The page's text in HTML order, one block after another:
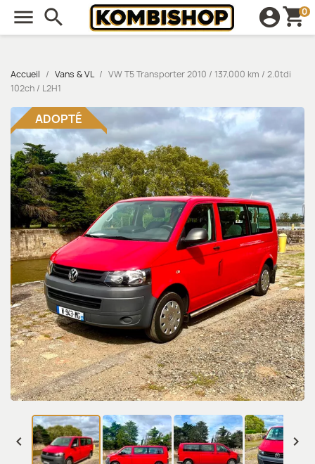
 shopping_cart
0
account_circle
search
Accueil Vans & VL
VW T5 Transporter 2010 / 137.000 km / 2.0tdi
102ch / L2H1
ADOPTÉ
 